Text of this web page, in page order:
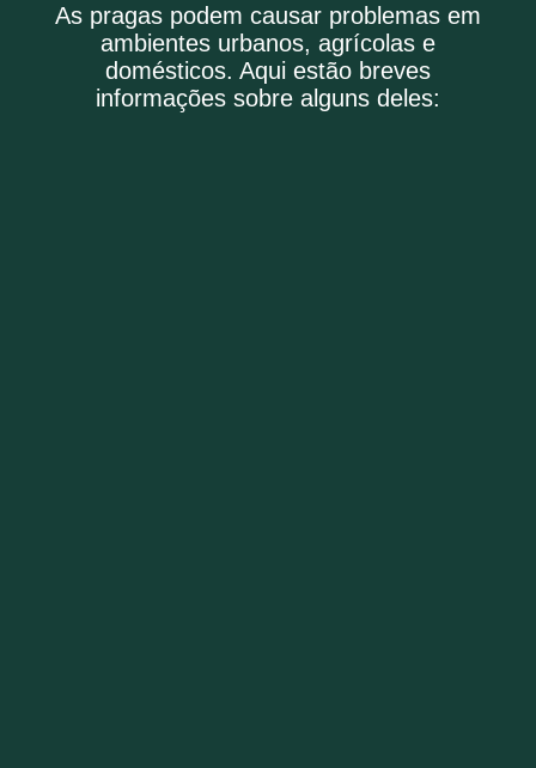
As pragas podem causar problemas em
ambientes urbanos, agrícolas e
domésticos. Aqui estão breves
informações sobre alguns deles: